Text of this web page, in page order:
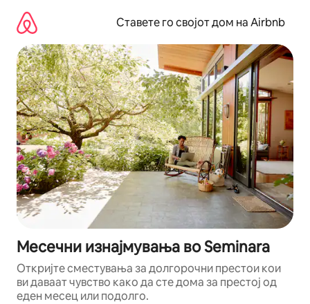
содржина
Ставете го својот дом на Airbnb
Месечни изнајмувања во Seminara
Откријте сместувања за долгорочни престои кои
ви даваат чувство како да сте дома за престој од
еден месец или подолго.